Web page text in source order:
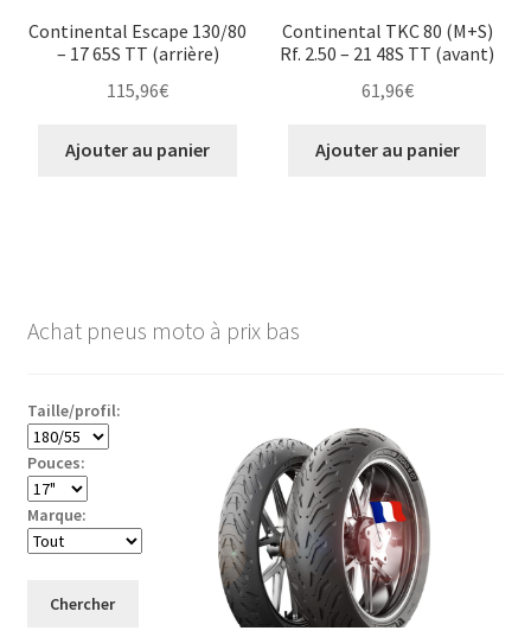
Continental Escape 130/80
– 17 65S TT (arrière)
115,96€
Ajouter au panier
Continental TKC 80 (M+S)
Rf. 2.50 – 21 48S TT (avant)
61,96€
Ajouter au panier
Achat pneus moto à prix bas
Taille/profil:
Pouces:
Marque:
Chercher